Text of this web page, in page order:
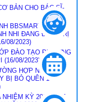
BẢN CHO BÁC SĨ-
BBSMART THĂM
NHI ĐANG ĐIỀU TRỊ
08/2023)
ĐÀO TẠO PHƯƠNG
(16/08/2023)
HỢP NHIỄM
BỊ BỎ QUÊN 1
KỲ 2020-2025